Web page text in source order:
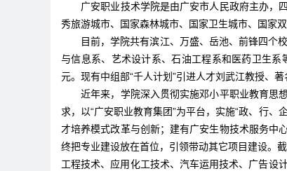
广安职业技术学院是由广安市人民政府主办，四
秀旅游城市、国家森林城市、国家卫生城市、国家双
目前，学院共有滨江、万盛、岳池、前锋四个校
与信息系、艺术设计系、石油工程系和医药卫生
元。现有中组部“千人计划”引进人才刘武江教授、
近年来，学院深入贯彻实施邓小平职业教育思想
求，以“广安职业教育集团”为平台，实施“政、行
才培养模式改革与创新；建有广安生物技术服务中
终把专业建设放在首位，引领带动其它项目建设。
工程技术、应用化工技术、汽车运用技术、广告设